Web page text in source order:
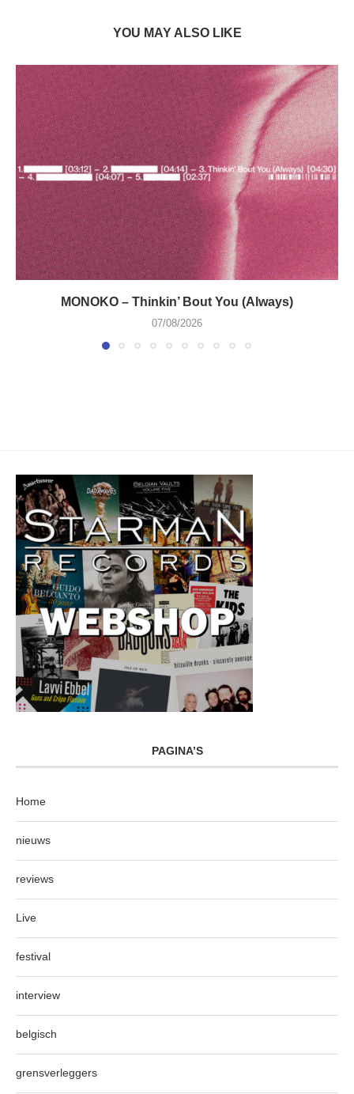
YOU MAY ALSO LIKE
MONOKO – Thinkin’ Bout You (Always)
07/08/2026
PAGINA’S
Home
nieuws
reviews
Live
festival
interview
belgisch
grensverleggers